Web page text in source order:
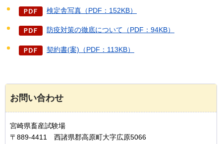
検定舎写真（PDF：152KB）
防疫対策の徹底について（PDF：94KB）
契約書(案)（PDF：113KB）
お問い合わせ
宮崎県畜産試験場
〒889-4411 西諸県郡高原町大字広原5066